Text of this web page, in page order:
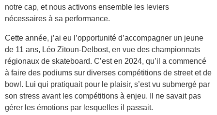
notre cap, et nous activons ensemble les leviers
nécessaires à sa performance.
Cette année, j’ai eu l’opportunité d’accompagner un jeune
de 11 ans, Léo Zitoun-Delbost, en vue des championnats
régionaux de skateboard. C’est en 2024, qu’il a commencé
à faire des podiums sur diverses compétitions de street et de
bowl. Lui qui pratiquait pour le plaisir, s’est vu submergé par
son stress avant les compétitions à enjeu. Il ne savait pas
gérer les émotions par lesquelles il passait.